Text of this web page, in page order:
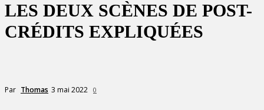
LES DEUX SCÈNES DE POST-
CRÉDITS EXPLIQUÉES
Par Thomas 3 mai 2022 0